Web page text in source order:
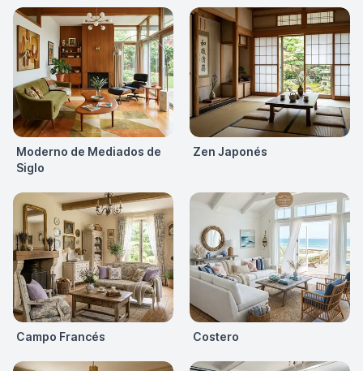
Moderno de Mediados de
Siglo
Zen Japonés
Campo Francés Costero